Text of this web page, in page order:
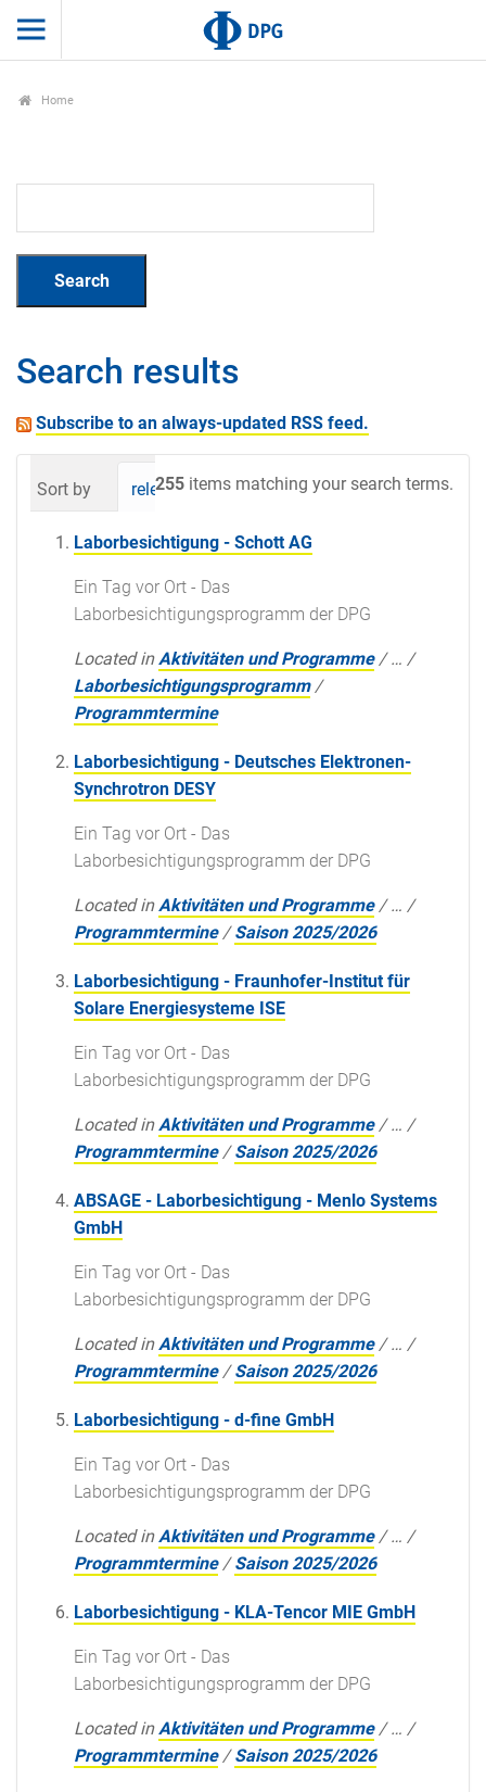
Home
Search results
Subscribe to an always-updated RSS feed.
255 items matching your search terms.
Sort by relevance date (newest first)
Laborbesichtigung - Schott AG
Ein Tag vor Ort - Das
Laborbesichtigungsprogramm der DPG
Located in Aktivitäten und Programme /… /
Laborbesichtigungsprogramm /
Programmtermine
Laborbesichtigung - Deutsches Elektronen-
Synchrotron DESY
Ein Tag vor Ort - Das
Laborbesichtigungsprogramm der DPG
Located in Aktivitäten und Programme /… /
Programmtermine /Saison 2025/2026
Laborbesichtigung - Fraunhofer-Institut für
Solare Energiesysteme ISE
Ein Tag vor Ort - Das
Laborbesichtigungsprogramm der DPG
Located in Aktivitäten und Programme /… /
Programmtermine /Saison 2025/2026
ABSAGE - Laborbesichtigung - Menlo Systems
GmbH
Ein Tag vor Ort - Das
Laborbesichtigungsprogramm der DPG
Located in Aktivitäten und Programme /… /
Programmtermine /Saison 2025/2026
Laborbesichtigung - d-fine GmbH
Ein Tag vor Ort - Das
Laborbesichtigungsprogramm der DPG
Located in Aktivitäten und Programme /… /
Programmtermine /Saison 2025/2026
Laborbesichtigung - KLA-Tencor MIE GmbH
Ein Tag vor Ort - Das
Laborbesichtigungsprogramm der DPG
Located in Aktivitäten und Programme /… /
Programmtermine /Saison 2025/2026